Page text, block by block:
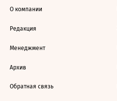
О компании
Редакция
Менеджмент
Архив
Обратная связь